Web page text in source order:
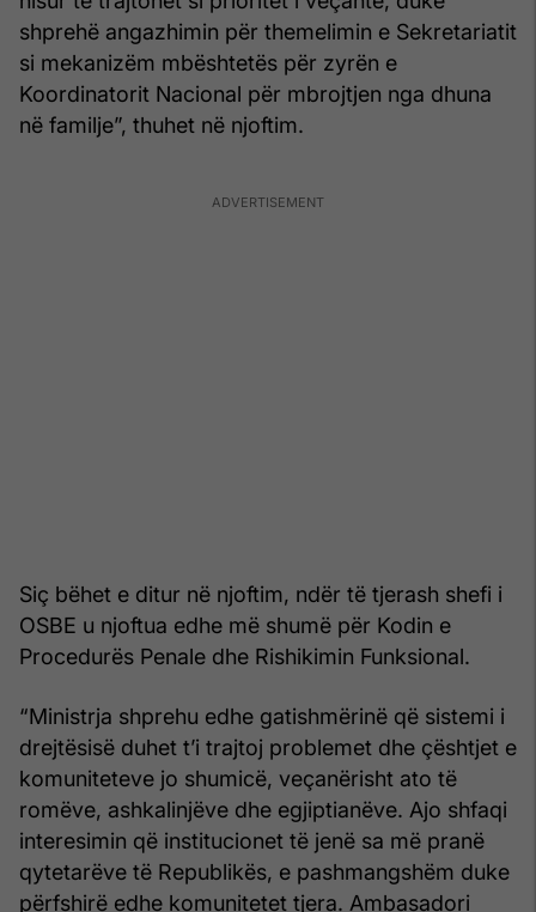
shprehë angazhimin për themelimin e Sekretariatit
si mekanizëm mbështetës për zyrën e
Koordinatorit Nacional për mbrojtjen nga dhuna
në familje”, thuhet në njoftim.
Siç bëhet e ditur në njoftim, ndër të tjerash shefi i
OSBE u njoftua edhe më shumë për Kodin e
Procedurës Penale dhe Rishikimin Funksional.
“Ministrja shprehu edhe gatishmërinë që sistemi i
drejtësisë duhet t’i trajtoj problemet dhe çështjet e
komuniteteve jo shumicë, veçanërisht ato të
romëve, ashkalinjëve dhe egjiptianëve. Ajo shfaqi
interesimin që institucionet të jenë sa më pranë
qytetarëve të Republikës, e pashmangshëm duke
përfshirë edhe komunitetet tjera. Ambasadori